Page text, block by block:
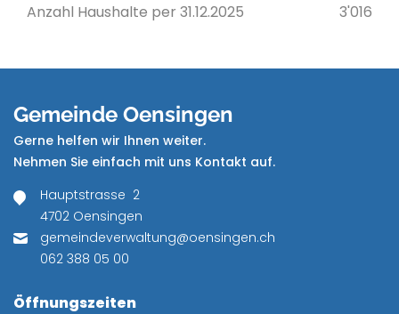
Anzahl Haushalte per 31.12.2025 3'016
Gemeinde Oensingen
Gerne helfen wir Ihnen weiter.
Nehmen Sie einfach mit uns Kontakt auf.
Hauptstrasse 2
4702 Oensingen
gemeindeverwaltung@oensingen.ch
062 388 05 00
Öffnungszeiten